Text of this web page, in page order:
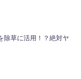
除草に活用！？絶対ヤ